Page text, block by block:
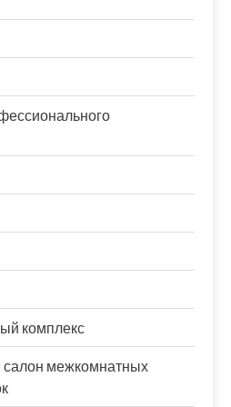
комплекс
межкомнатных